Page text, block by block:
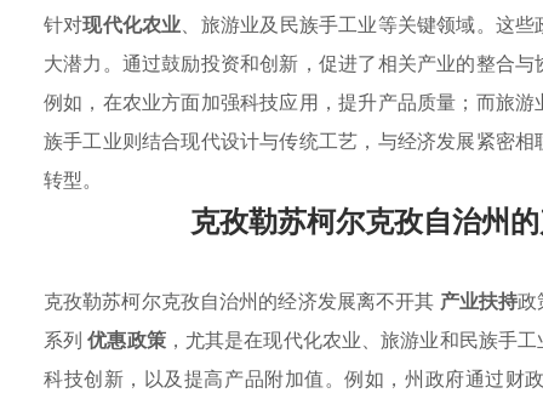
针对现代化农业、旅游业及民族手工业等关键领域。这
大潜力。通过鼓励投资和创新，促进了相关产业的整合
例如，在农业方面加强科技应用，提升产品质量；而旅
族手工业则结合现代设计与传统工艺，与经济发展紧密
转型。
克孜勒苏柯尔克孜自治州
克孜勒苏柯尔克孜自治州的经济发展离不开其 产业扶持政
系列优惠政策，尤其是在现代化农业、旅游业和民族手
科技创新，以及提高产品附加值。例如，州政府通过财